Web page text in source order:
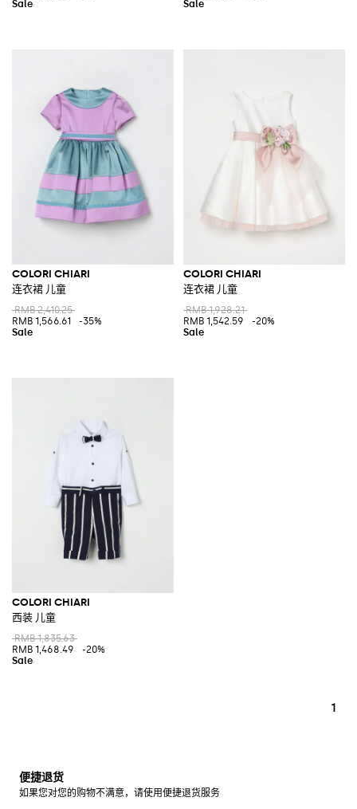
COLORI CHIARI
连衣裙 儿童
RMB 2,410.25
RMB 1,566.61
-35%
COLORI CHIARI
连衣裙 儿童
RMB 1,928.21
RMB 1,542.59
-20%
COLORI CHIARI
西装 儿童
RMB 1,835.63
RMB 1,468.49
-20%
1
便捷退货
如果您对您的购物不满意，请使用便捷退货服务